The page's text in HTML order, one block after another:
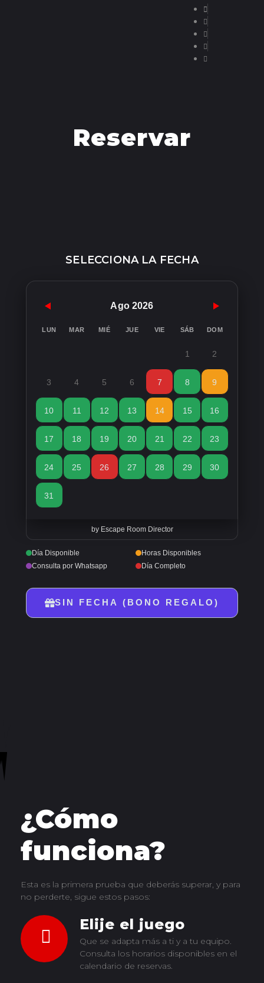
Reservar
SELECCIONA LA FECHA
Ago 2026
LUN MAR MIÉ JUE VIE SÁB DOM
1 2
3 4 5 6 7 8 9
10 11 12 13 14 15 16
17 18 19 20 21 22 23
24 25 26 27 28 29 30
31
by Escape Room Director
Día Disponible
Horas Disponibles
Consulta por Whatsapp
Día Completo
SIN FECHA (BONO REGALO)
¿Cómo
funciona?
Esta es la primera prueba que deberás superar, y para
no perderte, sigue estos pasos:
Elije el juego
Que se adapta más a ti y a tu equipo.
Consulta los horarios disponibles en el
calendario de reservas.